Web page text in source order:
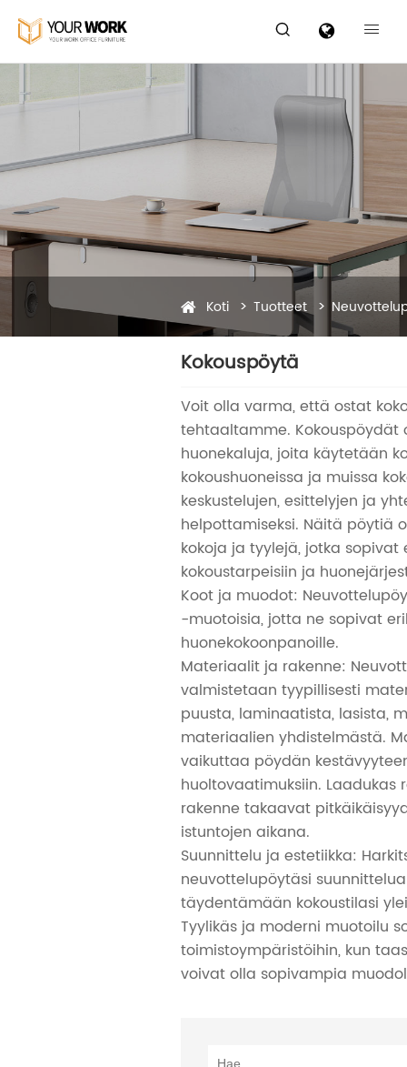
 
Koti Tuotteet
Kokouspöytä
Voit olla varma, että ostat
tehtaaltamme. Kokouspöydät
huonekaluja, joita käytetään
kokoushuoneissa ja muissa
keskustelujen, esittelyjen ja
helpottamiseksi. Näitä pöytiä
kokoja ja tyylejä, jotka sopivat
kokoustarpeisiin ja
Koot ja muodot:
-muotoisia, jotta ne sopivat
huonekokoonpanoille.
Materiaalit ja rakenne:
valmistetaan tyypillisesti
puusta, laminaatista, lasista,
materiaalien yhdistelmästä.
vaikuttaa pöydän
huoltovaatimuksiin. Laadukas
rakenne takaavat
istuntojen aikana.
Suunnittelu ja estetiikka:
neuvottelupöytäsi
täydentämään kokoustilasi
Tyylikäs ja moderni muotoilu
toimistoympäristöihin, kun
voivat olla sopivampia